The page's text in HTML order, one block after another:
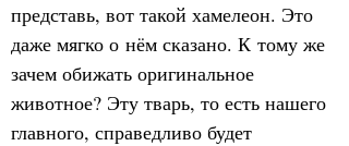
представь, вот такой хамелеон. Это
даже мягко о нём сказано. К тому же
зачем обижать оригинальное
животное? Эту тварь, то есть нашего
главного, справедливо будет